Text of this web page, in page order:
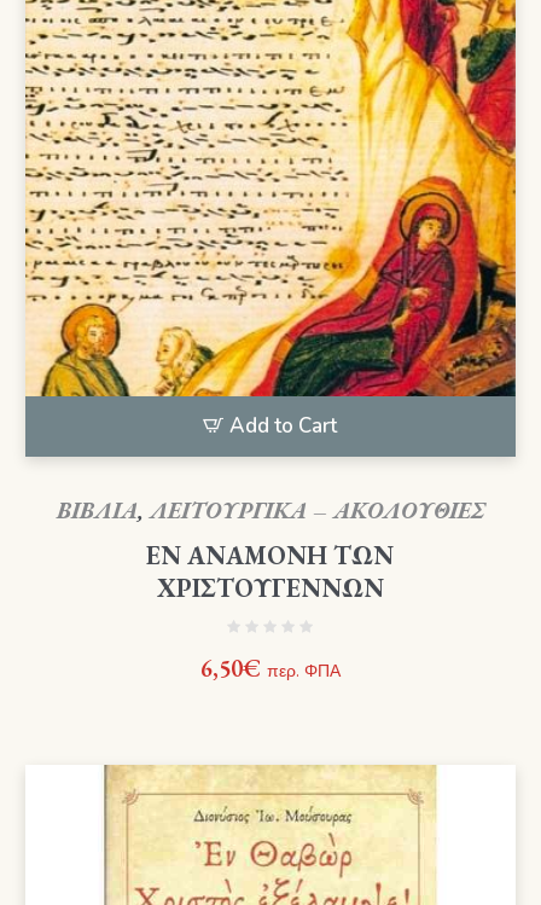
Add to Cart
ΒΙΒΛΙΑ,ΛΕΙΤΟΥΡΓΙΚΑ – ΑΚΟΛΟΥΘΙΕΣ
ΕΝ ΑΝΑΜΟΝΗ ΤΩΝ
ΧΡΙΣΤΟΥΓΕΝΝΩΝ
6,50€ περ. ΦΠΑ